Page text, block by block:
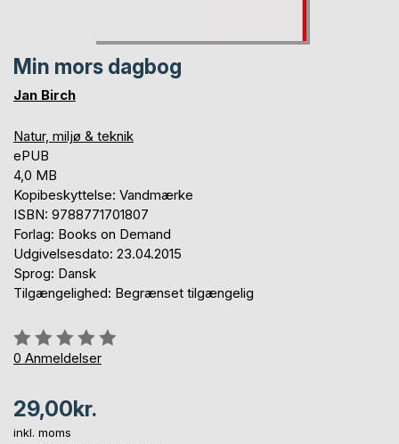
Min mors dagbog
Jan Birch
Natur, miljø & teknik
ePUB
4,0 MB
Kopibeskyttelse: Vandmærke
ISBN: 9788771701807
Forlag: Books on Demand
Udgivelsesdato: 23.04.2015
Sprog: Dansk
Tilgængelighed: Begrænset tilgængelig
Anmeldelse::
0%
0 Anmeldelser
29,00kr.
inkl. moms